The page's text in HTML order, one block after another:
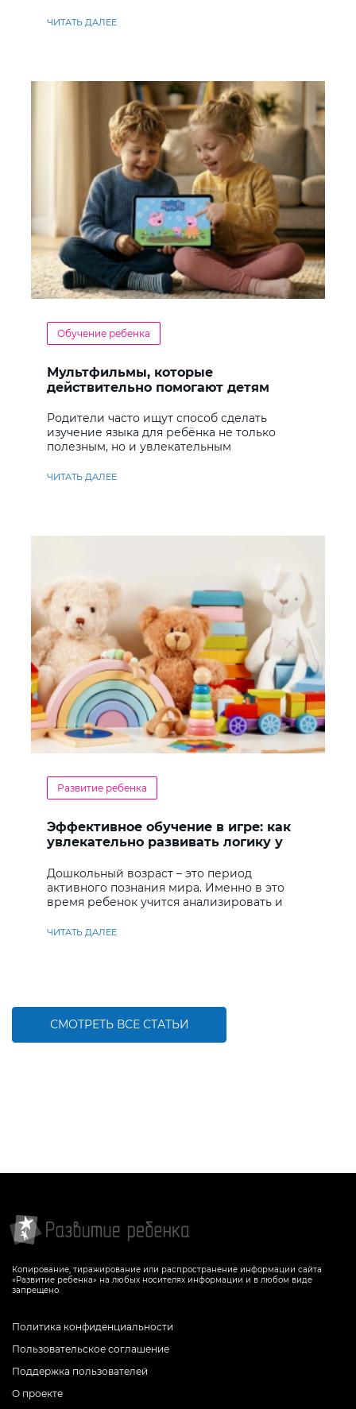
ЧИТАТЬ ДАЛЕЕ
Обучение ребенка
Мультфильмы, которые
действительно помогают детям
Родители часто ищут способ сделать
изучение языка для ребёнка не только
полезным, но и увлекательным
ЧИТАТЬ ДАЛЕЕ
Развитие ребенка
Эффективное обучение в игре: как
увлекательно развивать логику у
Дошкольный возраст – это период
активного познания мира. Именно в это
время ребенок учится анализировать и
ЧИТАТЬ ДАЛЕЕ
СМОТРЕТЬ ВСЕ СТАТЬИ
Копирование, тиражирование или распространение информации сайта
«Развитие ребенка» на любых носителях информации и в любом виде
запрещено.
Политика конфиденциальности
Пользовательское соглашение
Поддержка пользователей
О проекте